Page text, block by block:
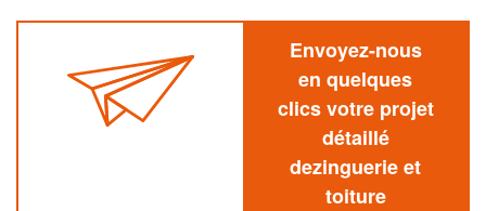
Envoyez-nous
en quelques
clics votre projet
détaillé
dezinguerie et
toiture